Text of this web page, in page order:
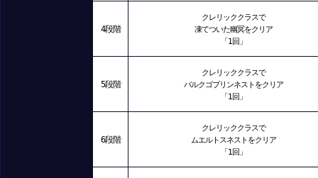
4段階
クレリッククラスで
凍てついた幽冥をクリア
「1回」
5段階
クレリッククラスで
バルクゴブリンネストをクリア
「1回」
6段階
クレリッククラスで
ムエルトスネストをクリア
「1回」